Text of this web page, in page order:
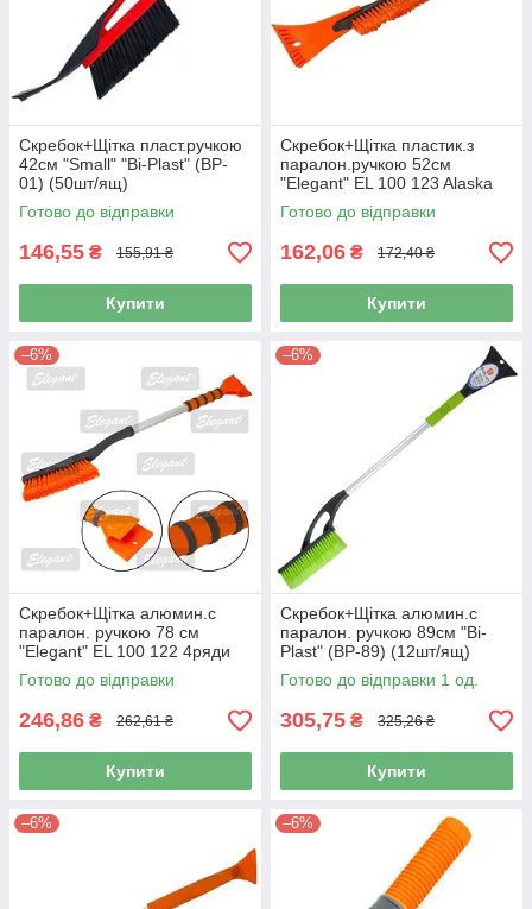
Скребок+Щітка пласт.ручкою
42см "Small" "Bi-Plast" (BP-
01) (50шт/ящ)
Готово до відправки
146,55 ₴ 155,91 ₴
Купити
Скребок+Щітка пластик.з
паралон.ручкою 52см
"Elegant" EL 100 123 Alaska
(24шт/ящ)
Готово до відправки
162,06 ₴ 172,40 ₴
Купити
–6%
Скребок+Щітка алюмин.с
паралон. ручкою 78 см
"Elegant" EL 100 122 4ряди
(12шт/ящ)
Готово до відправки
246,86 ₴ 262,61 ₴
Купити
–6%
Скребок+Щітка алюмин.с
паралон. ручкою 89см "Bi-
Plast" (BP-89) (12шт/ящ)
Готово до відправки 1 од.
305,75 ₴ 325,26 ₴
Купити
–6% –6%